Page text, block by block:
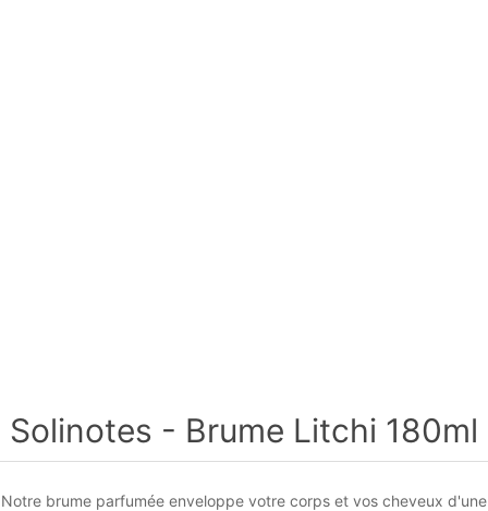
Solinotes - Brume Litchi 180ml
Notre brume parfumée enveloppe votre corps et vos cheveux d'une